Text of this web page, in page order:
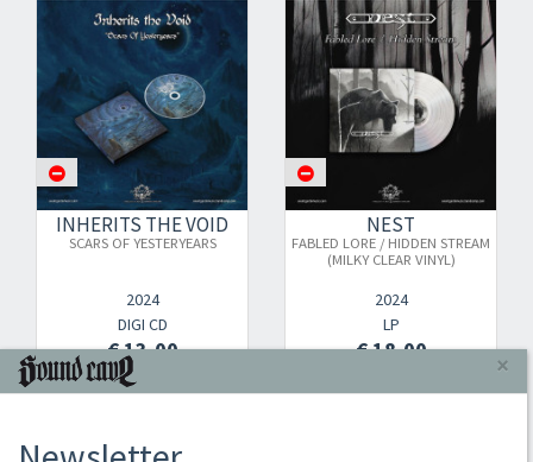
INHERITS THE VOID
SCARS OF YESTERYEARS
2024
DIGI CD
€ 13,00
NEST
FABLED LORE / HIDDEN STREAM
(MILKY CLEAR VINYL)
2024
LP
€ 18,00